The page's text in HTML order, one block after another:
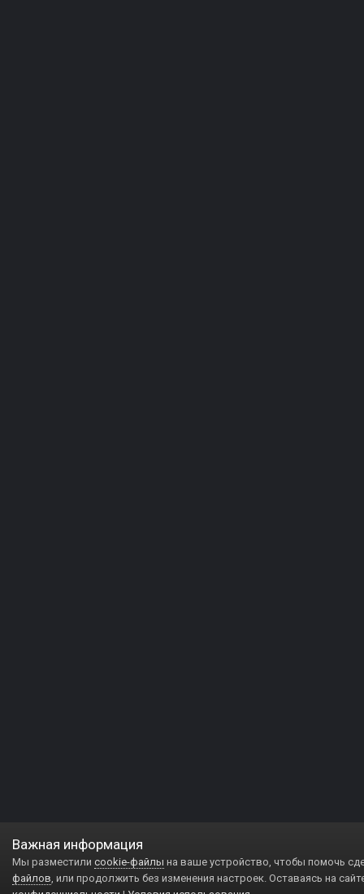
Важная информация
Мы разместили cookie-файлы на ваше устройство, чтобы помочь
файлов, или продолжить без изменения настроек. Оставаясь на